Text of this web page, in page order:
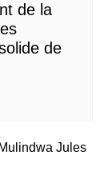
de la
de